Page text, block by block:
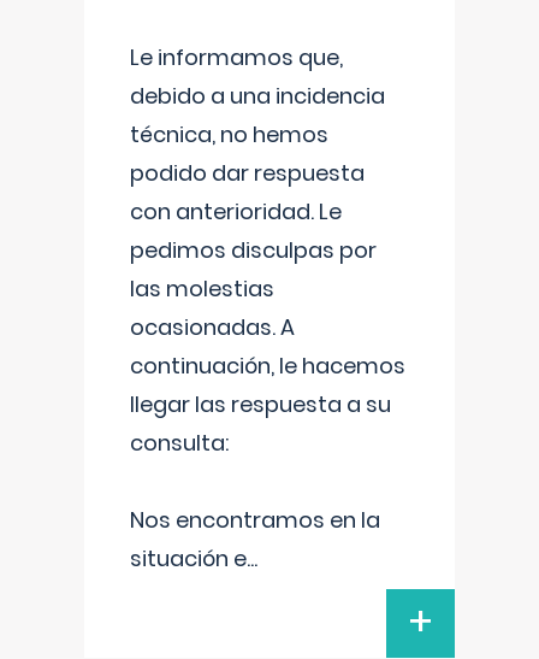
Le informamos que,
debido a una incidencia
técnica, no hemos
podido dar respuesta
con anterioridad. Le
pedimos disculpas por
las molestias
ocasionadas. A
continuación, le hacemos
llegar las respuesta a su
consulta:
Nos encontramos en la
situación e...
+